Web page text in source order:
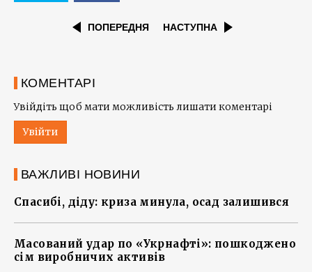
ПОПЕРЕДНЯ НАСТУПНА
КОМЕНТАРІ
Увійдіть щоб мати можливість лишати коментарі
Увійти
ВАЖЛИВІ НОВИНИ
Спасибі, діду: криза минула, осад залишився
Масований удар по «Укрнафті»: пошкоджено
сім виробничих активів